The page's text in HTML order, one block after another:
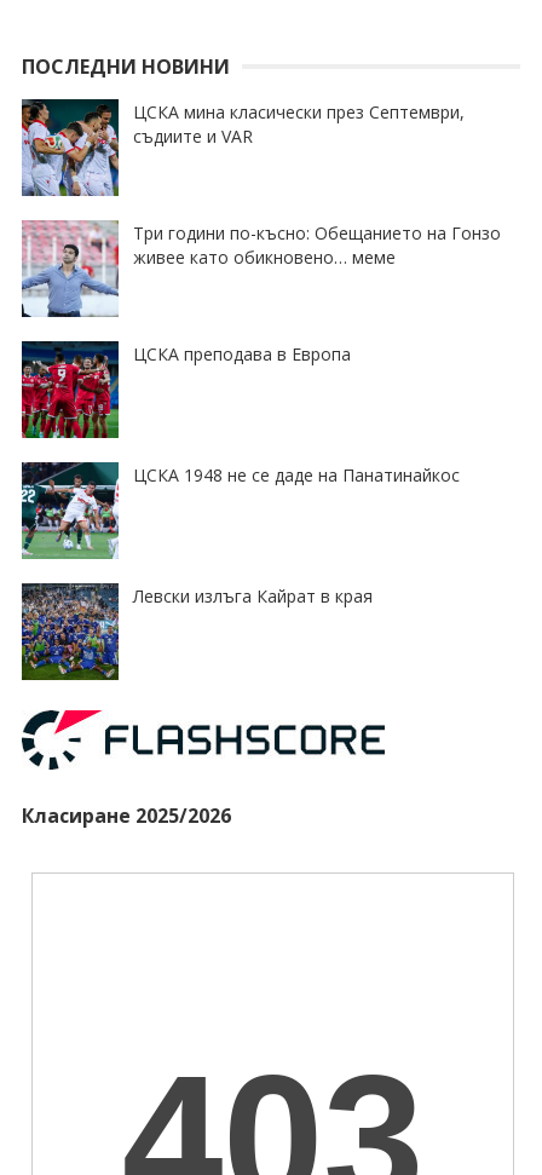
ПОСЛЕДНИ НОВИНИ
ЦСКА мина класически през Септември,
съдиите и VAR
Три години по-късно: Обещанието на Гонзо
живее като обикновено… меме
ЦСКА преподава в Европа
ЦСКА 1948 не се даде на Панатинайкос
Левски излъга Кайрат в края
Класиране 2025/2026